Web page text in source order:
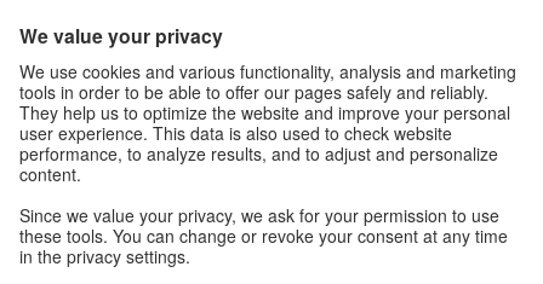
پۆرتاڵی مامۆستا "Deutschstunde"
ڕێکخستی پارێزگاری زانیاری نهێنی